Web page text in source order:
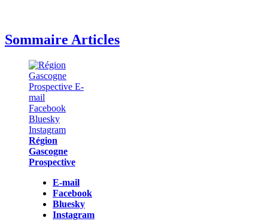
Sommaire Articles
Région
Gascogne
Prospective
E-mail
Facebook
Bluesky
Instagram